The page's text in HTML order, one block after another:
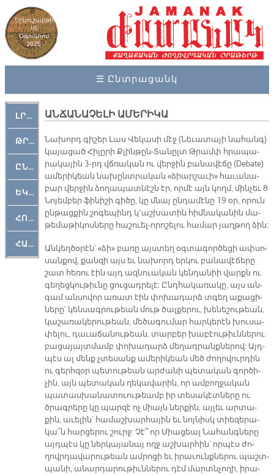
Երկուշաբթի
10,
Օգոստոս
2026
☰ Ընտրացանկ
ԼՐԱՀՈՍ
ԹՐՔԱՀԱՅ ԿԵԱՆՔ
ԸՆԿԵՐԱՄՇԱԿՈՒԹԱՅԻՆ
ԵԿԵՂԵՑԱԿԱՆ
ՀՈԳԵՄՏԱՒՈՐ
ՀԱՐԹԱԿ
ԱՆՃԱՆԱՉԵԼԻ ԱՄԵՐԻԿԱ
Նա­խորդ գի­շեր Լաս Վե­կա­սի մէջ (Նե­ւա­տա­յի նա­հանգ)
կա­յա­ցած Հի­լը­րի Քլին­թըն-Տա­նըլտ Թրամփ հրա­պա­
րա­կա­յին 3-րդ վճ­ռա­կան ու վեր­ջին բա­նա­վէ­ճը (Debate)
ա­մե­րի­կեան նա­խընտ­րա­կան «ձիար­շա­ւի» հա­ւա­նա­
բար վեր­ջին ձո­ղա­պատ­նէշն էր, որ­մէ այն կողմ, մին­չեւ 8
Նո­յեմ­բեր ֆի­նի­շի գի­ծը, կը մնայ ըն­դա­մէ­նը 19 օր, ո­րուն
ըն­թաց­քին շո­գե­պինդ կ՚աշ­խա­տին հիմ­նա­կա­նին մա­
թե­մա­թի­կոս­նե­րը հա­շուել-ո­րո­շե­լու հա­մար յաղ­թող ձին:
Ան­կեղ­ծօ­րէն՝ «ձի» բա­ռը այս­տեղ օգ­տա­գոր­ծե­ցի ափ­սո­
սան­քով, քան­զի այս եւ նա­խորդ եր­կու բա­նա­վէ­ճե­րը
շատ հե­ռու էին այդ ազ­նուա­կան կեն­դա­նիի վարքն ու
գե­ղեց­կու­թիւ­նը ցու­ցադ­րե­լէ: Ընդ­հա­կա­ռա­կը, այս ան­
գամ ան­սո­վոր ա­ռատ էին փո­խա­դարձ տգեղ ա­քա­ցի­
նե­րը՝ կեն­սագ­րու­թեան մութ ծալ­քե­րու, խե­նե­շու­թեան,
կա­շա­ռա­կե­րու­թեան, մե­ծա­գու­մար հար­կե­րէն խու­սա­
փե­լու, դա­ւա­ճա­նու­թեան, տար­բեր խա­բէու­թիւն­նե­րու
բա­ցա­յայտ­մամբ փո­խա­դարձ մե­ղադ­րանք­նե­րով: Այդ­
պէս ալ մենք չտե­սանք ա­մե­րի­կեան մեծ ժո­ղո­վուր­դին
ու գերհ­զօր պե­տու­թեան ար­ժա­նի պե­տա­կան գոր­ծի­
չին, այն պե­տա­կան ղե­կա­վա­րին, որ ամ­բող­ջա­կան
պա­տաս­խա­նա­տուու­թեամբ իր տե­սա­կէտ­նե­րը ու
ծրագ­րե­րը կը պար­զէ ոչ միայն ներ­քին, այ­լեւ ար­տա­
քին, ա­ւե­լին՝ հա­մաշ­խար­հա­յին եւ նոյ­նիսկ տիե­զե­րա­
կա՜ն հար­ցե­րու շուրջ: Չէ՞ որ Միա­ցեալ Նա­հանգ­նե­րը
այդ­պէս կը ներ­կա­յա­նայ ողջ աշ­խար­հին՝ որ­պէս ժո­
ղովր­դա­վա­րու­թեան ամ­րո­ցի եւ ի­րա­ւունք­նե­րու պաշտ­
պա­նի, ա­նար­դա­րու­թիւն­նե­րու դէմ մարտն­չո­ղի, ի­րա­